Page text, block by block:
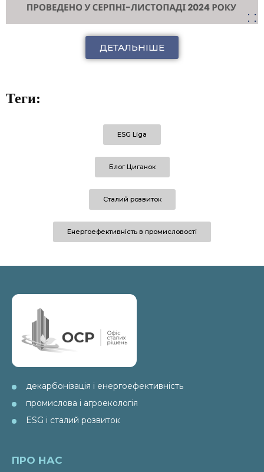
ДЕТАЛЬНІШЕ
Теги:
ESG Liga
Блог Циганок
Сталий розвиток
Енергоефективність в промисловості
декарбонізація і енергоефективність
промислова і агроекологія
ESG і сталий розвиток
ПРО НАС